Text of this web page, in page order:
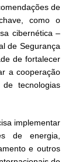
de
como o
cibernética –
de Segurança
de fortalecer
a cooperação
tecnologias
implementar
de energia,
e outros